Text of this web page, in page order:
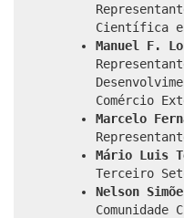
Científica e
Manuel F.
Comércio
Marcelo
Mário Luis
Terceiro
Nelson